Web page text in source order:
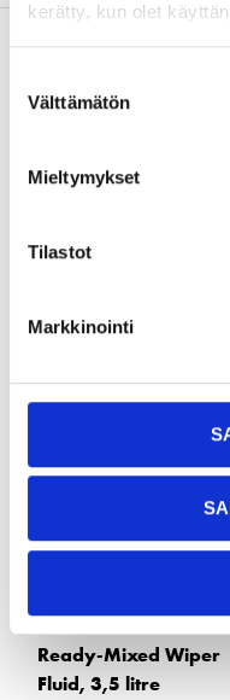
kerätty, kun olet
valinta
Välttämätön
Mieltymykset
Tilastot
Markkinointi
Other
365
Ready-Mixed Wiper
Fluid, 3,5 litre